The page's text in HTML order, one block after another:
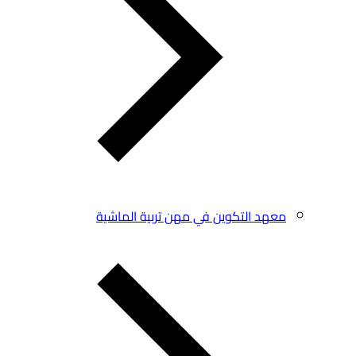
معهد التكوين في مهن تربية الماشية